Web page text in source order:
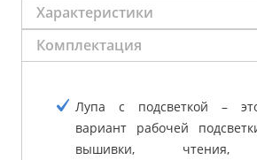
Характеристики
Комплектация
Лупа с подсветкой –
вариант рабочей
вышивки, чтения,